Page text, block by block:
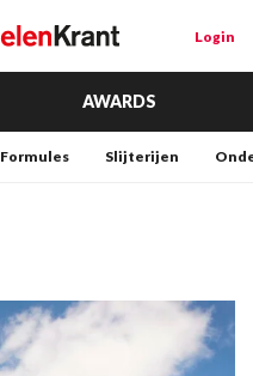
Login
AWARDS
Formules Slijterijen